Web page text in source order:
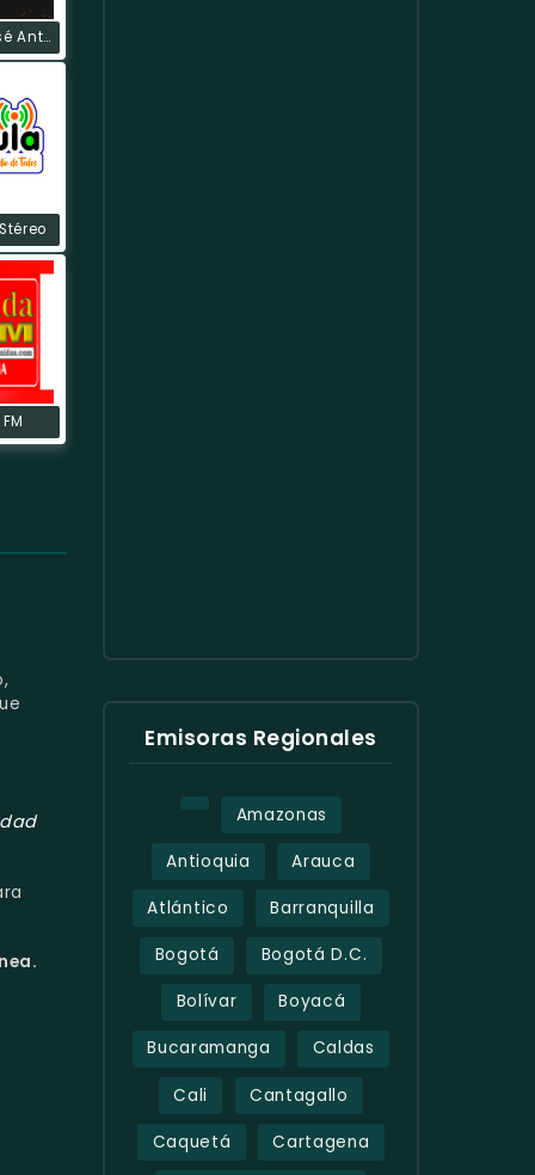
Emisora José Antonio Galán
Emisoras Regionales
Amazonas
Antioquia Arauca
Atlántico Barranquilla
Bogotá Bogotá D.C.
Bolívar Boyacá
Bucaramanga Caldas
Cali Cantagallo
Caquetá Cartagena